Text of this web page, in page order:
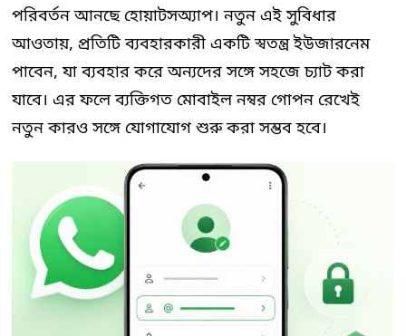
পরিবর্তন আনছে হোয়াটসঅ্যাপ। নতুন এই সুবিধার
আওতায়, প্রতিটি ব্যবহারকারী একটি স্বতন্ত্র ইউজারনেম
পাবেন, যা ব্যবহার করে অন্যদের সঙ্গে সহজে চ্যাট করা
যাবে। এর ফলে ব্যক্তিগত মোবাইল নম্বর গোপন রেখেই
নতুন কারও সঙ্গে যোগাযোগ শুরু করা সম্ভব হবে।